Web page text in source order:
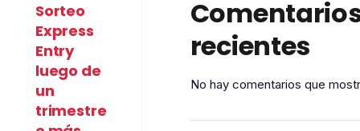
Sorteo
Express
Entry
luego de
un
trimestre
recientes
No hay comentarios que